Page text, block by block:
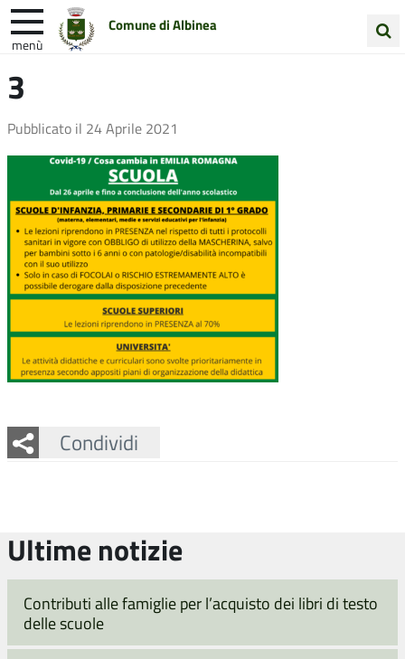
Comune di Albinea
menù
nel
Unione Colline Matildiche
3
Pubblicato il 24 Aprile 2021
Condividi
Facebook
Twitter
Whatsapp
Ultime notizie
Contributi alle famiglie per l’acquisto dei libri di testo
delle scuole